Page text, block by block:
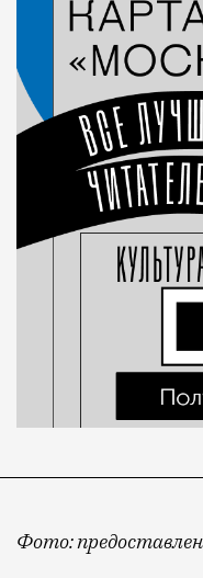
Фото: